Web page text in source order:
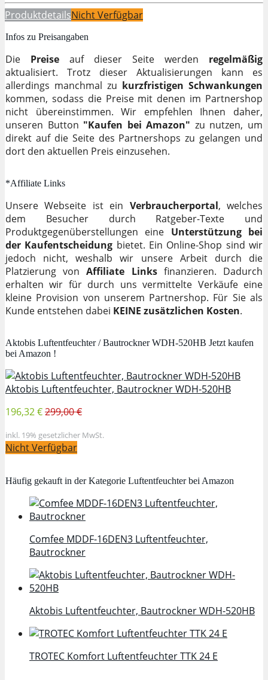
ProduktdetailsNicht Verfügbar
Infos zu Preisangaben
Die Preise auf dieser Seite werden regelmäßig
aktualisiert. Trotz dieser Aktualisierungen kann es
allerdings manchmal zu kurzfristigen Schwankungen
kommen, sodass die Preise mit denen im Partnershop
nicht übereinstimmen. Wir empfehlen Ihnen daher,
unseren Button "Kaufen bei Amazon" zu nutzen, um
direkt auf die Seite des Partnershops zu gelangen und
dort den aktuellen Preis einzusehen.
*Affiliate Links
Unsere Webseite ist ein Verbraucherportal, welches
dem Besucher durch Ratgeber-Texte und
Produktgegenüberstellungen eine Unterstützung bei
der Kaufentscheidung bietet. Ein Online-Shop sind wir
jedoch nicht, weshalb wir unsere Arbeit durch die
Platzierung vonAffiliate Linksfinanzieren. Dadurch
erhalten wir für durch uns vermittelte Verkäufe eine
kleine Provision von unserem Partnershop. Für Sie als
Kunde entstehen dabei KEINE zusätzlichen Kosten.
Aktobis Luftentfeuchter / Bautrockner WDH-520HB Jetzt kaufen
bei Amazon !
Aktobis Luftentfeuchter, Bautrockner WDH-520HB
196,32 €299,00 €
inkl. 19% gesetzlicher MwSt.
Nicht Verfügbar
Häufig gekauft in der Kategorie Luftentfeuchter bei Amazon
Comfee MDDF-16DEN3 Luftentfeuchter,
Bautrockner
Aktobis Luftentfeuchter, Bautrockner WDH-520HB
TROTEC Komfort Luftentfeuchter TTK 24 E